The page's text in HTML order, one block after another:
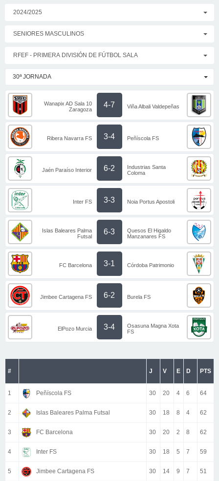
2024/2025
SENIORES MASCULINOS
RFEF - PRIMERA DIVISIÓN DE FÚTBOL SALA
30ª JORNADA
Wanapix AD Sala 10
Zaragoza
4-7 Viña Albali Valdepeñas
Ribera Navarra FS 3-4 Peñíscola FS
Jaén Paraíso Interior 6-2
Industrias Santa
Coloma
Inter FS 3-3 Noia Portus Apostoli
Islas Baleares Palma
Futsal
6-3
Quesos El Higaldo
Manzanares FS
FC Barcelona 3-1 Córdoba Patrimonio
Jimbee Cartagena FS 6-2 Burela FS
ElPozo Murcia 3-4
Osasuna Magna Xota
FS
# J V E D PTS
1 Peñíscola FS 30 20 4 6 64
2 Islas Baleares Palma Futsal 30 18 8 4 62
3 FC Barcelona 30 20 2 8 62
4 Inter FS 30 18 5 7 59
5 Jimbee Cartagena FS 30 14 9 7 51